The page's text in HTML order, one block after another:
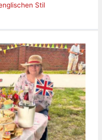
Stil